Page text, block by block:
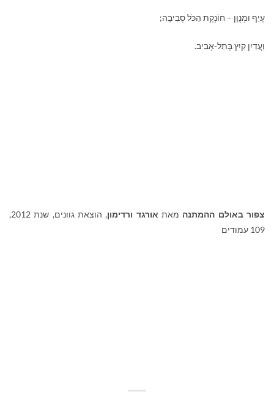
עָיֵף וּמְנֻוָּן – חוֹנֶקֶת הַכֹּל סְבִיבָהּ;
וַעֲדַיִן קַיִץ בְּתֵל-אָבִיב.
צפור באולם ההמתנה מאת אורגד ורדימון
, הוצאת גוונים, שנת 2012,
109 עמודים